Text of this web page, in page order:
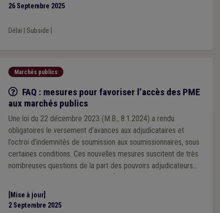
26 Septembre 2025
Délai Subside
Marchés publics
Q/R
FAQ : mesures pour favoriser l’accès des PME
aux marchés publics
Une loi du 22 décembre 2023 (M.B., 8.1.2024) a rendu
obligatoires le versement d’avances aux adjudicataires et
l’octroi d’indemnités de soumission aux soumissionnaires, sous
certaines conditions. Ces nouvelles mesures suscitent de très
nombreuses questions de la part des pouvoirs adjudicateurs
susceptible d’être mise à jour, les regroupant.
[Mise à jour]
2 Septembre 2025